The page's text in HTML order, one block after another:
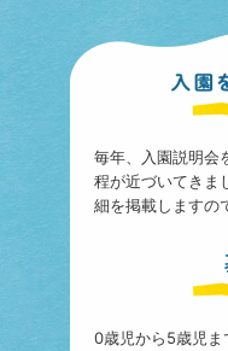
毎年、入園説明会
程が近づいてきま
細を掲載しますの
0歳児から5歳児ま